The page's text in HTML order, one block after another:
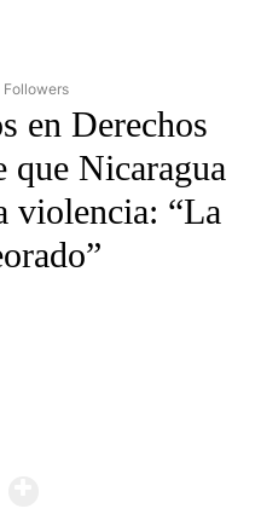
"CNN-SPANISH" TO RECEIVE
Followers
en Derechos
que Nicaragua
violencia: “La